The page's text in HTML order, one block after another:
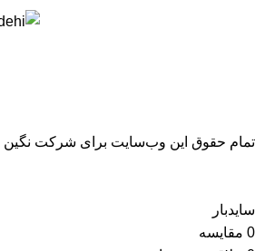
تمام حقوق اين وب‌سايت برای شرکت
سایدبار
0 مقایسه